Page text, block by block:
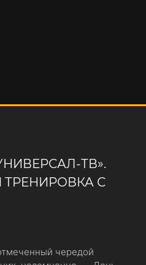
ТВ».
С
чередой